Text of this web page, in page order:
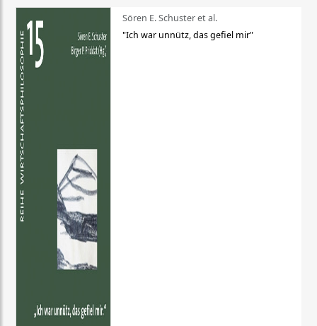
Sören E. Schuster et al.
"Ich war unnütz, das gefiel mir"